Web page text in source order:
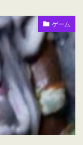
ゲーム